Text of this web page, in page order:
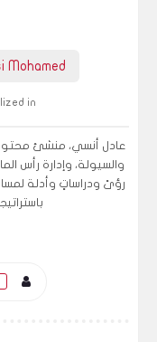
Mohamed
in
عادل أنسي، منشئ
والسيولة، وإدارة رأس
رؤىً ودراساتٍ وأدلة